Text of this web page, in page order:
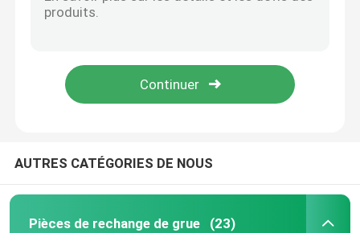
Crane Undercarriage Parts
Filtre de Sany
AUTRES CATÉGORIES DE NOUS
Pièces de rechange de grue (23)